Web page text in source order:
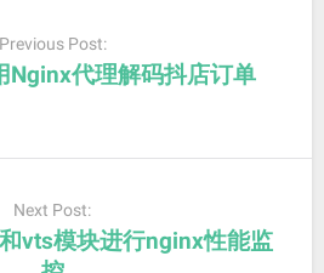
Previous Post:
Nginx代理解码抖店订单
Next Post:
vts模块进行nginx性能监